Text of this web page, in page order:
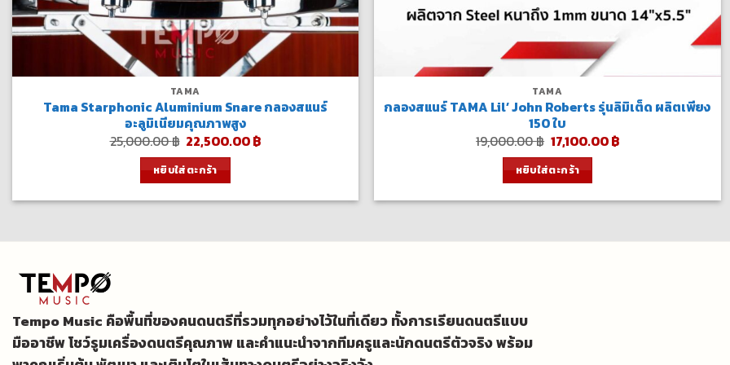
TAMA
Tama Starphonic Aluminium Snare กลองสแนร์
อะลูมิเนียมคุณภาพสูง
25,000.00฿ Original
price
was:
25,000.00 ฿.
22,500.00฿Current
หยิบใส่ตะกร้า
TAMA
กลองสแนร์ TAMA Lil’ John Roberts รุ่นลิมิเต็ด ผลิตเพียง
150 ใบ
19,000.00฿ Original
price
was:
19,000.00 ฿.
17,100.00฿Current
หยิบใส่ตะกร้า
Tempo Music คือพื้นที่ของคนดนตรีที่รวมทุกอย่างไว้ในที่เดียว ทั้งการเรียนดนตรีแบบ
มืออาชีพ โชว์รูมเครื่องดนตรีคุณภาพ และคำแนะนำจากทีมครูและนักดนตรีตัวจริง พร้อม